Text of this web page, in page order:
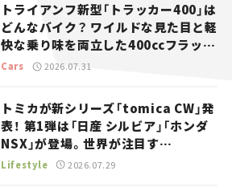
トライアンフ新型「トラッカー400」は
どんなバイク？ ワイルドな見た目と軽
快な乗り味を両立した400ccフラット
トラッカー【試乗レビュー】
Cars 2026.07.31
トミカが新シリーズ「tomica CW」発
表！ 第1弾は「日産 シルビア」「ホンダ
NSX」が登場。世界が注目す
る“JDM”に焦点【クルマとホビー】
Lifestyle 2026.07.29